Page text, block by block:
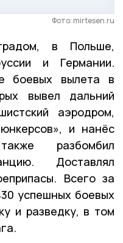
Фото: mirtesen.ru
в Польше,
и Германии.
боевых вылета в
вывел дальний
аэродром,
и нанёс
разбомбил
Доставлял
Всего за
успешных боевых
и разведку, в том